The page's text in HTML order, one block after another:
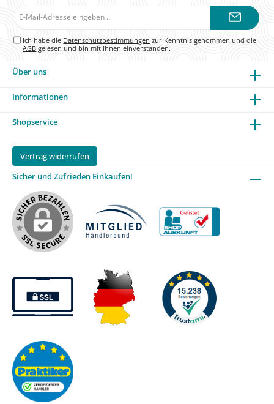
Ich habe die Datenschutzbestimmungen zur Kenntnis genommen und die
AGB gelesen und bin mit ihnen einverstanden.
Über uns
Informationen
Shopservice
Vertrag widerrufen
Sicher und Zufrieden Einkaufen!